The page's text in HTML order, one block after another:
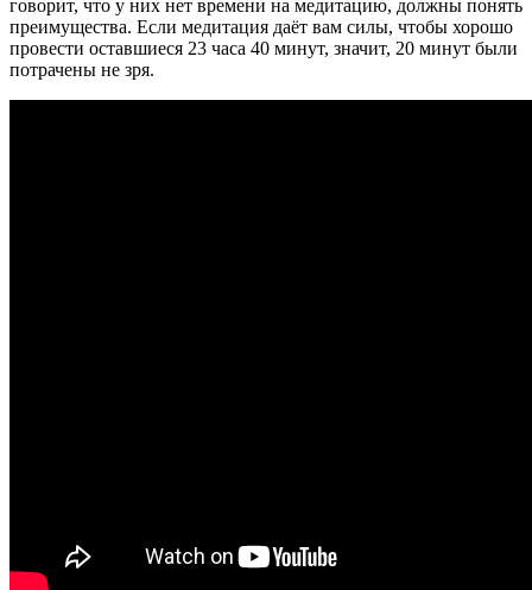
говорит, что у них нет времени на медитацию, должны понять
преимущества. Если медитация даёт вам силы, чтобы хорошо
провести оставшиеся 23 часа 40 минут, значит, 20 минут были
потрачены не зря.